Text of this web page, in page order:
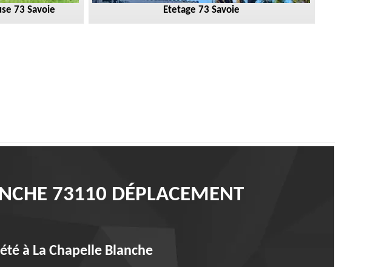
73 Savoie Etetage 73 Savoie
73110 DÉPLACEMENT
à La Chapelle Blanche